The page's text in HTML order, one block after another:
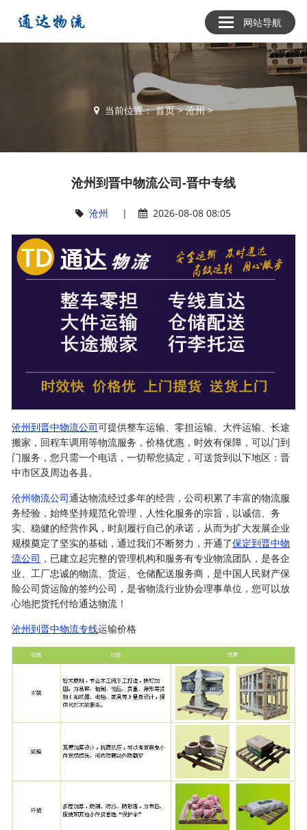
网站导航
当前位置：首页>沧州>
沧州到晋中物流公司-晋中专线
沧州 | 2026-08-08 08:05
沧州到晋中物流公司可提供整车运输、零担运输、大件运输、长途
搬家，回程车调用等物流服务，价格优惠，时效有保障，可以门到
门服务，您只需一个电话，一切帮您搞定，可送货到以下地区：晋
中市区及周边各县。
沧州物流公司通达物流经过多年的经营，公司积累了丰富的物流服
务经验，始终坚持规范化管理，人性化服务的宗旨，以诚信、务
实、稳健的经营作风，时刻履行自己的承诺，从而为扩大发展企业
规模奠定了坚实的基础，通过我们不断努力，开通了保定到晋中物
流公司 ，已建立起完整的管理机构和服务有专业物流团队，是各企
业、工厂忠诚的物流、货运、仓储配送服务商，是中国人民财产保
险公司货运险的签约公司，是省物流行业协会理事单位，您可以放
心地把货托付给通达物流！
沧州到晋中物流专线运输价格